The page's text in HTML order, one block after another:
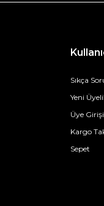
Sıkça
Yeni
Üye Girişi
Kargo
Sepet